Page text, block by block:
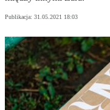
Publikacja: 31.05.2021 18:03